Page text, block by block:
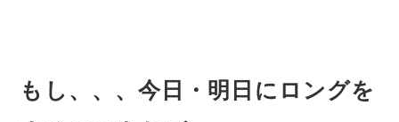
もし、、、今日・明日にロングを